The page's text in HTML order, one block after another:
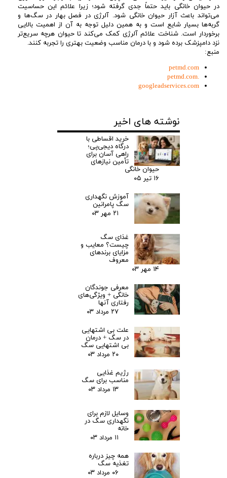
در حیوان خانگی باید حتماً جدی گرفته شود؛ زیرا علائم این حساسیت
می‌تواند باعث آزار حیوان خانگی شود. آلرژی در فصل بهار در سگ‌ها و
گربه‌ها بسیار شایع است و به همین دلیل توجه به آن از اهمیت بالایی
برخوردار است. شناخت علائم آلرژی کمک می‌کند تا حیوان هرچه سریع‌تر
نزد دامپزشک برده شود و با درمان مناسب وضعیت بهتری را تجربه کنند.
منبع:
petmd.com
.petmd.com
googleadservices.com
نوشته های اخیر
خرید اقساطی با
درگاه دیجی‌پی؛
راهی آسان برای
تأمین نیازهای
حیوان خانگی
۱۶ تیر ۰۵
آموزش نگهداری
سگ پامرانین‌
۲۱ مهر ۰۳
غذای سگ
چیست؟ معایب و
مزایای برندهای
معروف
۱۴ مهر ۰۳
معرفی جوندگان
خانگی + ویژگی‌های
رفتاری آنها
۲۷ مرداد ۰۳
علت بی اشتهایی
در سگ + درمان
بی اشتهایی سگ
۲۰ مرداد ۰۳
رژیم غذایی
مناسب برای سگ
۱۳ مرداد ۰۳
وسایل لازم برای
نگهداری سگ در
خانه
۱۱ مرداد ۰۳
همه چیز درباره
تغذیه سگ
۰۶ مرداد ۰۳